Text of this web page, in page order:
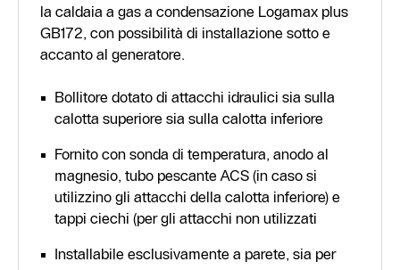
la caldaia a gas a condensazione Logamax plus
GB172, con possibilità di installazione sotto e
accanto al generatore.
Bollitore dotato di attacchi idraulici sia sulla
calotta superiore sia sulla calotta inferiore
Fornito con sonda di temperatura, anodo al
magnesio, tubo pescante ACS (in caso si
utilizzino gli attacchi della calotta inferiore) e
tappi ciechi (per gli attacchi non utilizzati
Installabile esclusivamente a parete, sia per